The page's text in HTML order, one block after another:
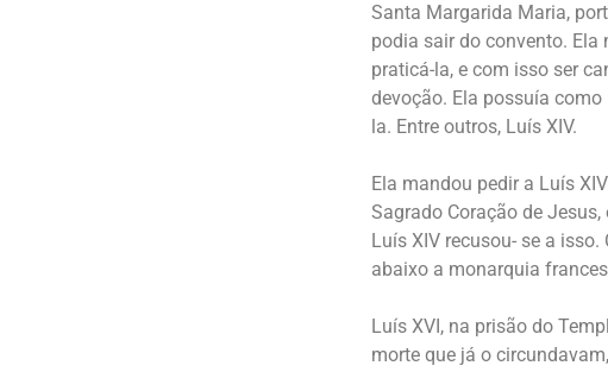
Santa Margarida Maria,
podia sair do convento.
praticá-la, e com isso ser
devoção. Ela possuía
la. Entre outros, Luís XIV.
Ela mandou pedir a Luís
Sagrado Coração de
Luís XIV recusou- se a
abaixo a monarquia
Luís XVI, na prisão do
morte que já o